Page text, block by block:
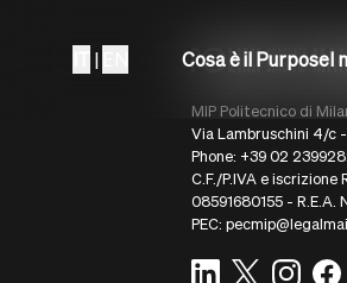
| Cosa è il PurposeI
MIP Politecnico di
Via Lambruschini 4/c
Phone: +39 02
C.F./P.IVA e iscrizione
08591680155 - R.E.A.
PEC: